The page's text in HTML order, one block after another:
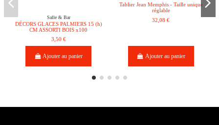
Salle & Bar
DÉCORS GLACES PALMIERS 15 (h)
CM ASSORTI BOIS x100
3,50 €
Ajouter au panier
Tablier Jean Memphis - Taille unique
réglable
32,08 €
Ajouter au panier